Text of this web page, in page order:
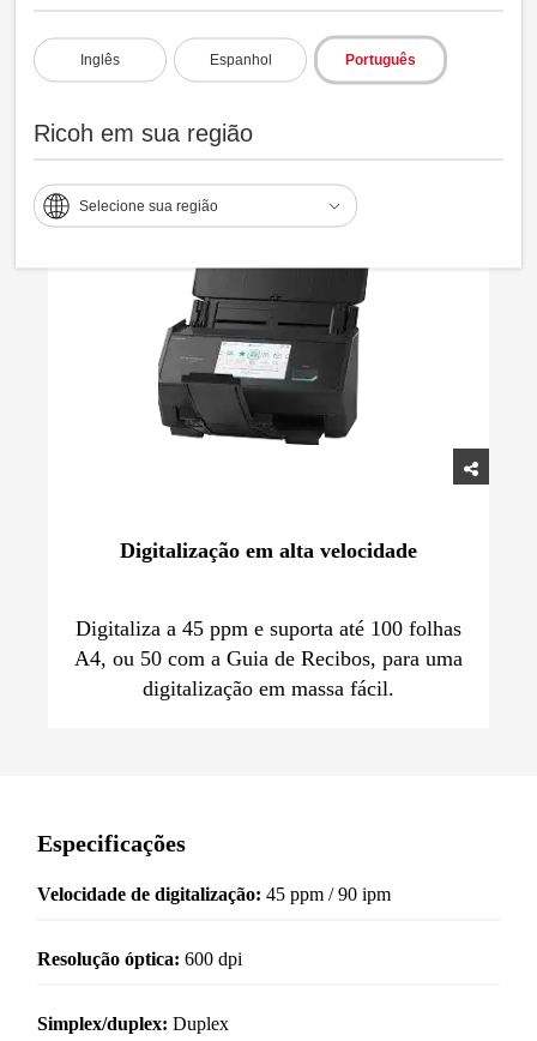
Inglês Espanhol Português
Ricoh em sua região
Selecione sua região
O ScanSnap permite gerenciar, editar e usar
digitalizações facilmente no PC ou celular.
Digitalização em alta velocidade
Digitaliza a 45 ppm e suporta até 100 folhas
A4, ou 50 com a Guia de Recibos, para uma
digitalização em massa fácil.
Especificações
Velocidade de digitalização: 45 ppm / 90 ipm
Resolução óptica:600 dpi
Simplex/duplex:Duplex